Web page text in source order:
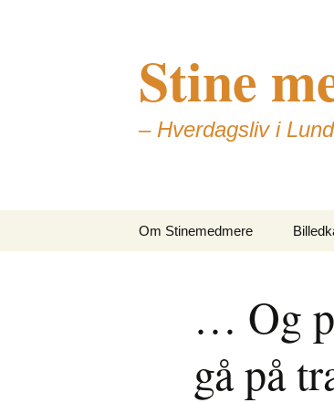
Stine
– Hverdagsliv i
Om Stinemedmere
… Og
gå på